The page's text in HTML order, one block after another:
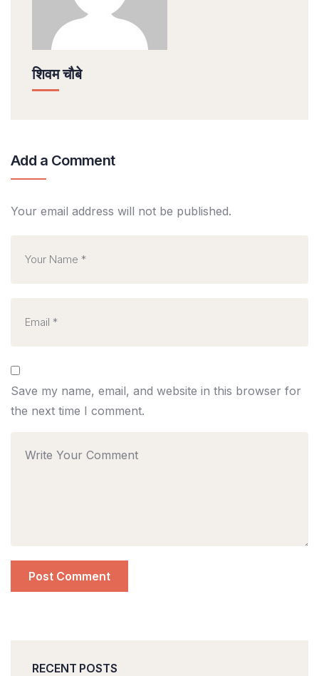
शिवम चौबे
Add a Comment
Your email address will not be published.
Save my name, email, and website in this browser for
the next time I comment.
RECENT POSTS